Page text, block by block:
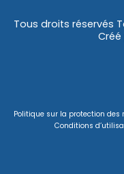
Tous droits réservés
Politique sur la protection
Conditions